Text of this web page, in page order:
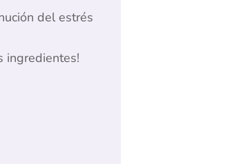
del estrés
ingredientes!